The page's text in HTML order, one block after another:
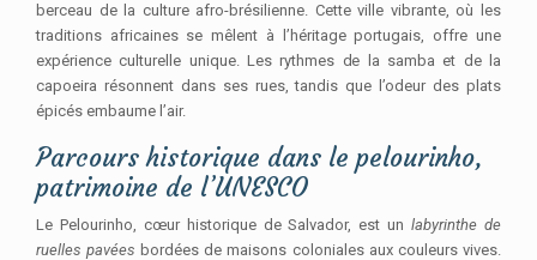
berceau de la culture afro-brésilienne. Cette ville vibrante, où les
traditions africaines se mêlent à l’héritage portugais, offre une
expérience culturelle unique. Les rythmes de la samba et de la
capoeira résonnent dans ses rues, tandis que l’odeur des plats
épicés embaume l’air.
Parcours historique dans le pelourinho,
patrimoine de l’UNESCO
Le Pelourinho, cœur historique de Salvador, est unlabyrinthe de
ruelles pavées bordées de maisons coloniales aux couleurs vives.